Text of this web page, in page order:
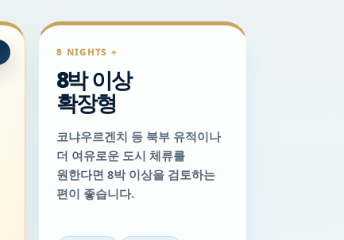
8 NIGHTS +
8박 이상
확장형
코냐우르겐치 등 북부 유적이나
더 여유로운 도시 체류를
원한다면 8박 이상을 검토하는
편이 좋습니다.